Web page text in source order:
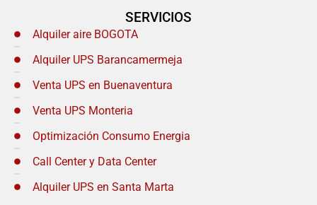
SERVICIOS
Alquiler aire BOGOTA
Alquiler UPS Barancamermeja
Venta UPS en Buenaventura
Venta UPS Monteria
Optimización Consumo Energia
Call Center y Data Center
Alquiler UPS en Santa Marta